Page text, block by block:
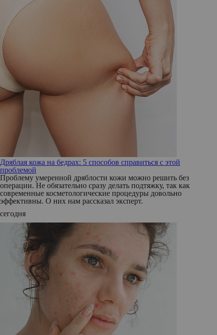
Дряблая кожа на бедрах: 5 способов справиться с этой
проблемой
Проблему умеренной дряблости кожи можно решить без
операции. Не обязательно сразу делать подтяжку, так как
современные косметологические процедуры довольно
эффективны. О них нам рассказал эксперт.
сегодня